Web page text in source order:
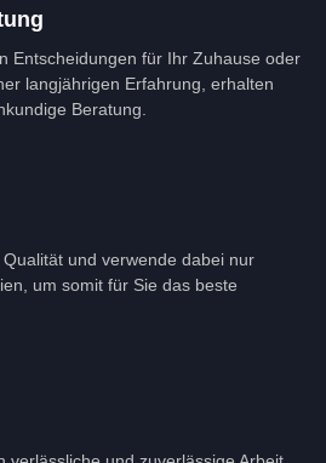
Entscheidungen für Ihr Zuhause oder
langjährigen Erfahrung, erhalten
Beratung.
und verwende dabei nur
um somit für Sie das beste